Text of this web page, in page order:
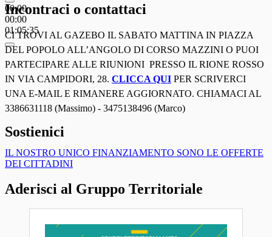
00:00
00:00
01:05:35
Incontraci o contattaci
CI TROVI AL GAZEBO IL SABATO MATTINA IN PIAZZA
DEL POPOLO ALL’ANGOLO DI CORSO MAZZINI O PUOI
PARTECIPARE ALLE RIUNIONI PRESSO IL RIONE ROSSO
IN VIA CAMPIDORI, 28. CLICCA QUI PER SCRIVERCI
UNA E-MAIL E RIMANERE AGGIORNATO. CHIAMACI AL
3386631118 (Massimo) - 3475138496 (Marco)
Sostienici
IL NOSTRO UNICO FINANZIAMENTO SONO LE OFFERTE
DEI CITTADINI
Aderisci al Gruppo Territoriale